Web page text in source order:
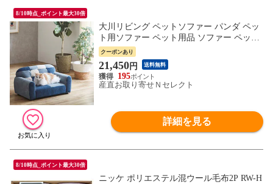
8/10時点_ポイント最大30倍
大川リビング ペットソファー パンダ ペッ
ト用ソファー ペット用品 ソファー ペット
ソファベッド【沖縄県・離島 配送不可】
クーポンあり
21,450円 送料無料
195
産直お取り寄せＮセレクト
詳細を見る
8/10時点_ポイント最大30倍
ニッケ ポリエステル混ウール毛布2P RW-H